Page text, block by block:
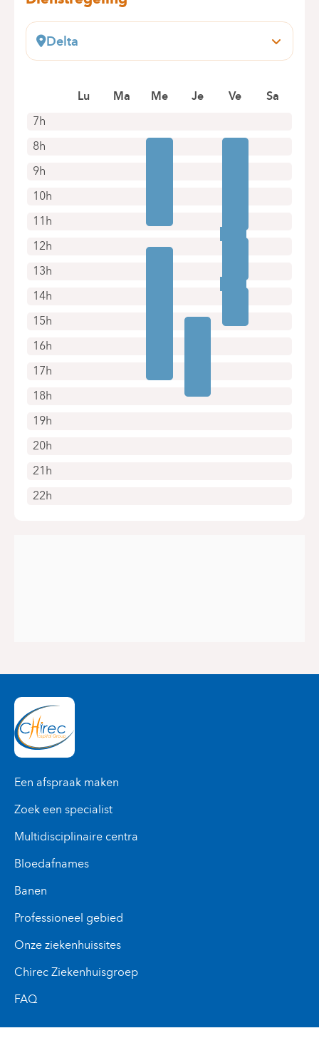
Delta
Boulevard du Triomphe, 201
Boek online een afspraak
7h
8h
9h
10h
11h
12h
13h
14h
15h
16h
17h
18h
19h
20h
21h
22h
Lu Ma Me Je Ve Sa
Een afspraak maken
Zoek een specialist
Multidisciplinaire centra
Bloedafnames
Banen
Professioneel gebied
Onze ziekenhuissites
Chirec Ziekenhuisgroep
FAQ